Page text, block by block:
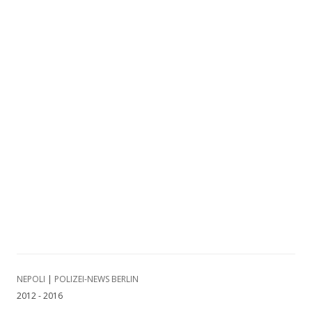
NEPOLI | POLIZEI-NEWS BERLIN
2012 - 2016